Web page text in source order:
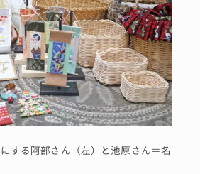
する阿部さん（左）と池原さん＝名